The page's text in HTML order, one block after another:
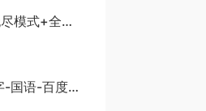
模式+全
国语-百度网